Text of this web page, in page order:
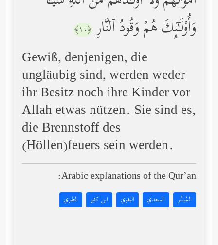
وَأُوْلَـٰۤىِٕكَ هُمۡ وَقُودُ ٱلنَّارِ ﴿١٠﴾
Gewiß, denjenigen, die
ungläubig sind, werden weder
ihr Besitz noch ihre Kinder vor
Allah etwas nützen. Sie sind es,
die Brennstoff des
(Höllen)feuers sein werden.
Arabic explanations of the Qur’an:
المُيسَّر السعدي البغوي ابن كثير الطبري